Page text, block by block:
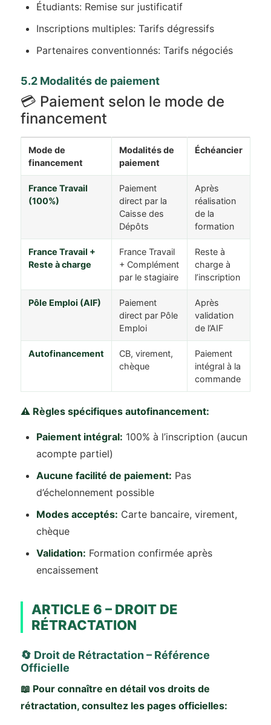
Étudiants: Remise sur justificatif
Inscriptions multiples: Tarifs dégressifs
Partenaires conventionnés: Tarifs négociés
5.2 Modalités de paiement
💳 Paiement selon le mode de
financement
Mode de
financement
Modalités de
paiement
Échéancier
France Travail
(100%)
Paiement
direct par la
Caisse des
Dépôts
Après
réalisation
de la
formation
France Travail +
Reste à charge
France Travail
+ Complément
par le stagiaire
Reste à
charge à
l’inscription
Pôle Emploi (AIF)
Paiement
direct par Pôle
Emploi
Après
validation
de l’AIF
Autofinancement
CB, virement,
chèque
Paiement
intégral à la
commande
⚠️ Règles spécifiques autofinancement:
Paiement intégral: 100% à l’inscription (aucun
acompte partiel)
Aucune facilité de paiement: Pas
d’échelonnement possible
Modes acceptés: Carte bancaire, virement,
chèque
Validation: Formation confirmée après
encaissement
ARTICLE 6 – DROIT DE
RÉTRACTATION
🔄 Droit de Rétractation – Référence
Officielle
📖 Pour connaître en détail vos droits de
rétractation, consultez les pages officielles: